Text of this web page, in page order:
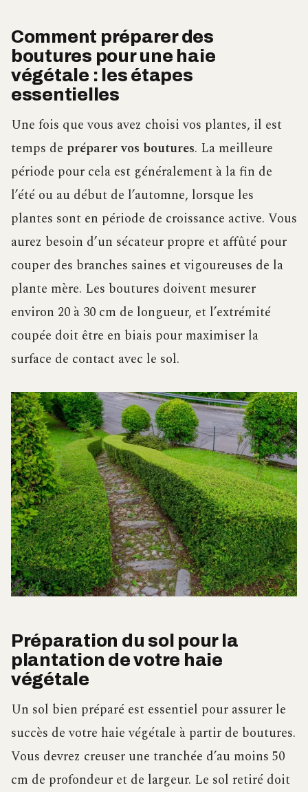
Comment préparer des
boutures pour une haie
végétale : les étapes
essentielles
Une fois que vous avez choisi vos plantes, il est
temps de préparer vos boutures. La meilleure
période pour cela est généralement à la fin de
l’été ou au début de l’automne, lorsque les
plantes sont en période de croissance active. Vous
aurez besoin d’un sécateur propre et affûté pour
couper des branches saines et vigoureuses de la
plante mère. Les boutures doivent mesurer
environ 20 à 30 cm de longueur, et l’extrémité
coupée doit être en biais pour maximiser la
surface de contact avec le sol.
Préparation du sol pour la
plantation de votre haie
végétale
Un sol bien préparé est essentiel pour assurer le
succès de votre haie végétale à partir de boutures.
Vous devrez creuser une tranchée d’au moins 50
cm de profondeur et de largeur. Le sol retiré doit